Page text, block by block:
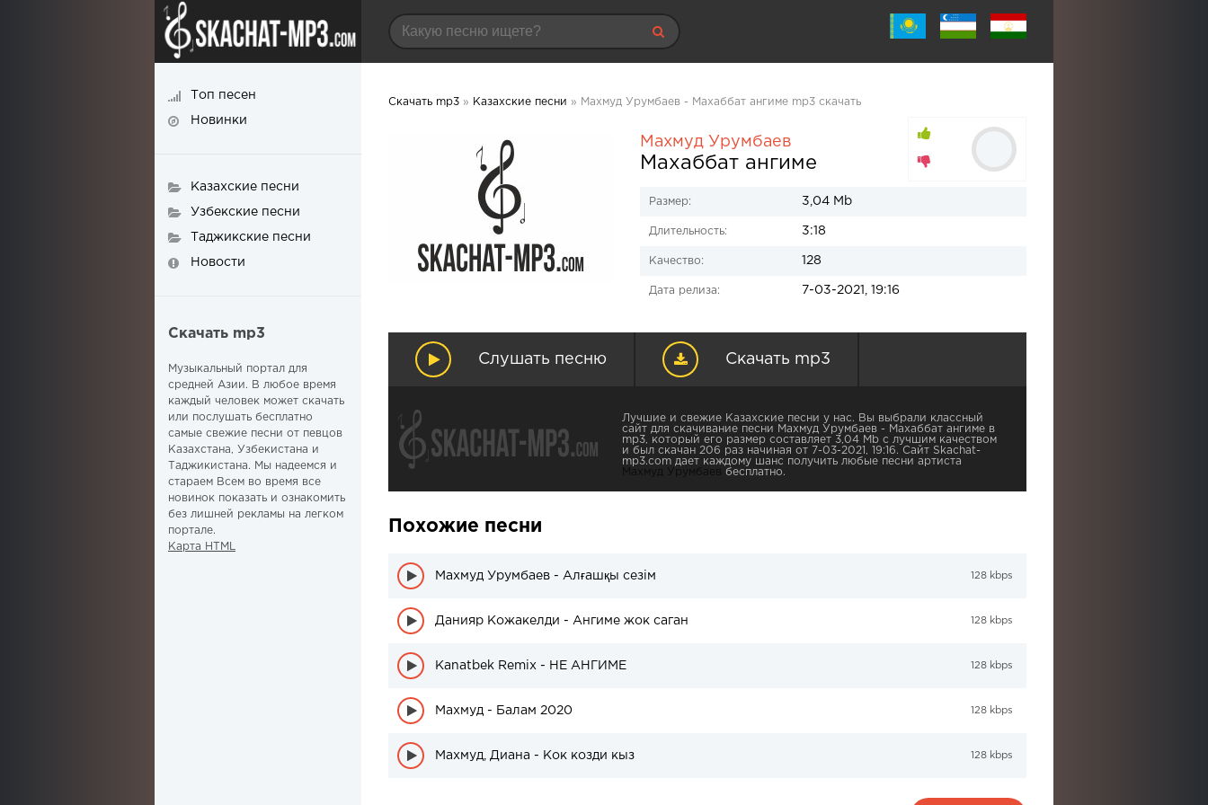
Скачать mp3 » Казахские песни » Махмуд Урумбаев - Махаббат ангиме mp3 скачать
Махмуд Урумбаев
Махаббат ангиме
Размер: 3,04 Mb
Длительность: 3:18
Качество: 128
Дата релиза: 7-03-2021, 19:16
Слушать песню Скачать mp3
Лучшие и свежие Казахские песни у нас. Вы выбрали классный
сайт для скачивание песни Махмуд Урумбаев - Махаббат ангиме в
mp3, который его размер составляет 3,04 Mb с лучшим качеством
и был скачан 206 раз начиная от 7-03-2021, 19:16. Сайт Skachat-
mp3.com дает каждому шанс получить любые песни артиста
Махмуд Урумбаев
бесплатно.
Похожие песни
Махмуд Урумбаев - Алғашқы сезім 128 kbps
Данияр Кожакелди - Ангиме жок саган 128 kbps
Kanatbek Remix - НЕ АНГИМЕ 128 kbps
Махмуд - Балам 2020 128 kbps
Махмуд, Диана - Кок козди кыз 128 kbps
Топ песен
Новинки
Казахские песни
Узбекские песни
Таджикские песни
Новости
Скачать mp3
Музыкальный портал для
средней Азии. В любое время
каждый человек может скачать
или послушать бесплатно
самые свежие песни от певцов
Казахстана, Узбекистана и
Таджикистана. Мы надеемся и
стараем Всем во время все
новинок показать и ознакомить
без лишней рекламы на легком
портале.
Карта HTML